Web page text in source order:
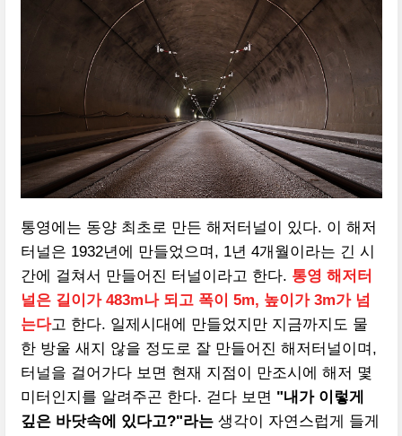
통영에는 동양 최초로 만든 해저터널이 있다. 이 해저
터널은 1932년에 만들었으며, 1년 4개월이라는 긴 시
간에 걸쳐서 만들어진 터널이라고 한다. 통영 해저터
널은 길이가 483m나 되고 폭이 5m, 높이가 3m가 넘
는다고 한다. 일제시대에 만들었지만 지금까지도 물
한 방울 새지 않을 정도로 잘 만들어진 해저터널이며,
터널을 걸어가다 보면 현재 지점이 만조시에 해저 몇
미터인지를 알려주곤 한다. 걷다 보면 "내가 이렇게
깊은 바닷속에 있다고?"라는생각이 자연스럽게 들게